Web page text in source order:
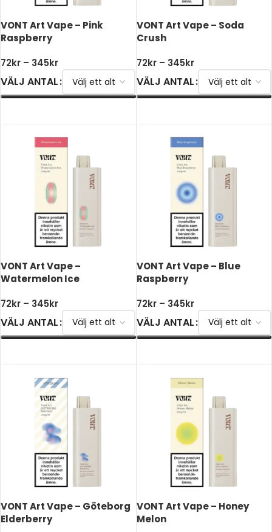
VONT Art Vape – Pink
Raspberry
72kr – 345kr
VÄLJ ANTAL
VONT Art Vape – Soda
Crush
72kr – 345kr
VÄLJ ANTAL
VONT Art Vape –
Watermelon Ice
72kr – 345kr
VÄLJ ANTAL
VONT Art Vape – Blue
Raspberry
72kr – 345kr
VÄLJ ANTAL
VONT Art Vape – Göteborg
Elderberry
VONT Art Vape – Honey
Melon